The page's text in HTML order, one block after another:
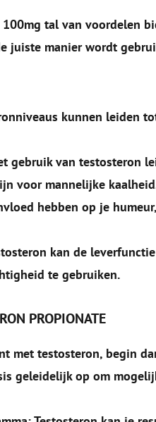
tal van voordelen
juiste manier wordt
kunnen leiden
gebruik van testosteron
voor mannelijke
hebben op je
kan de
te gebruiken.
PROPIONATE
met testosteron, begin
geleidelijk op om